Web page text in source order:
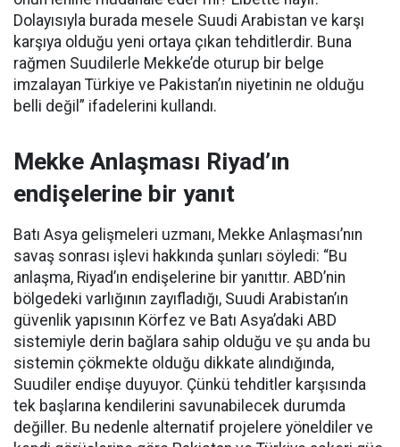
Dolayısıyla burada mesele Suudi Arabistan ve karşı
karşıya olduğu yeni ortaya çıkan tehditlerdir. Buna
rağmen Suudilerle Mekke’de oturup bir belge
imzalayan Türkiye ve Pakistan’ın niyetinin ne olduğu
belli değil” ifadelerini kullandı.
Mekke Anlaşması Riyad’ın
endişelerine bir yanıt
Batı Asya gelişmeleri uzmanı, Mekke Anlaşması’nın
savaş sonrası işlevi hakkında şunları söyledi: “Bu
anlaşma, Riyad’ın endişelerine bir yanıttır. ABD’nin
bölgedeki varlığının zayıfladığı, Suudi Arabistan’ın
güvenlik yapısının Körfez ve Batı Asya’daki ABD
sistemiyle derin bağlara sahip olduğu ve şu anda bu
sistemin çökmekte olduğu dikkate alındığında,
Suudiler endişe duyuyor. Çünkü tehditler karşısında
tek başlarına kendilerini savunabilecek durumda
değiller. Bu nedenle alternatif projelere yöneldiler ve